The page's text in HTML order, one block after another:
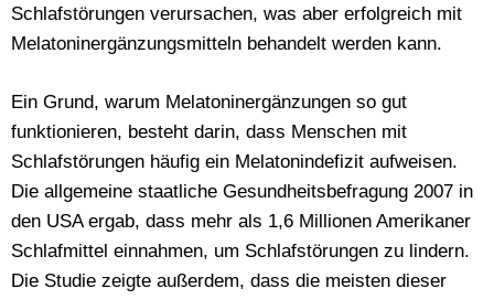
Schlafstörungen verursachen, was aber erfolgreich mit
Melatoninergänzungsmitteln behandelt werden kann.
Ein Grund, warum Melatoninergänzungen so gut
funktionieren, besteht darin, dass Menschen mit
Schlafstörungen häufig ein Melatonindefizit aufweisen.
Die allgemeine staatliche Gesundheitsbefragung 2007 in
den USA ergab, dass mehr als 1,6 Millionen Amerikaner
Schlafmittel einnahmen, um Schlafstörungen zu lindern.
Die Studie zeigte außerdem, dass die meisten dieser